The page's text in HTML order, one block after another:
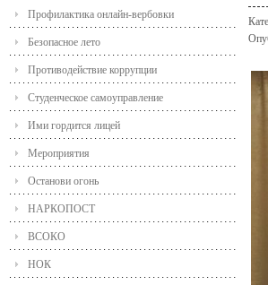
Профилактика онлайн-вербовки
Безопасное лето
Противодействие коррупции
Студенческое самоуправление
Ими гордится лицей
Мероприятия
Останови огонь
НАРКОПОСТ
ВСОКО
НОК